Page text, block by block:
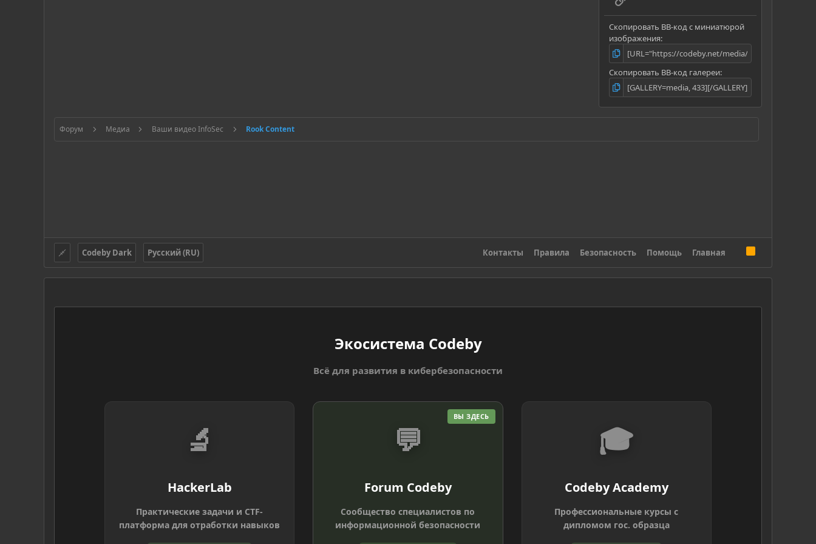
Скопировать BB-код с миниатюрой
изображения
Скопировать BB-код галереи
Форум Медиа Ваши видео InfoSec Rook Content
Codeby Dark Русский (RU) Контакты Правила Безопасность Помощь Главная
S
Экосистема Codeby
Всё для развития в кибербезопасности
🔬
HackerLab
Практические задачи и CTF-
платформа для отработки навыков
ВЫ ЗДЕСЬ
💬
Forum Codeby
Сообщество специалистов по
информационной безопасности
🎓
Codeby Academy
Профессиональные курсы с
дипломом гос. образца